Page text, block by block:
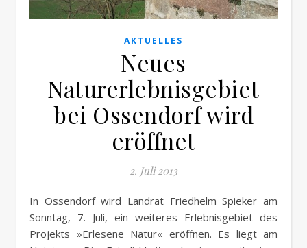
AKTUELLES
Neues
Naturerlebnisgebiet
bei Ossendorf wird
eröffnet
2. Juli 2013
In Ossendorf wird Landrat Friedhelm Spieker am
Sonntag, 7. Juli, ein weiteres Erlebnisgebiet des
Projekts »Erlesene Natur« eröffnen. Es liegt am